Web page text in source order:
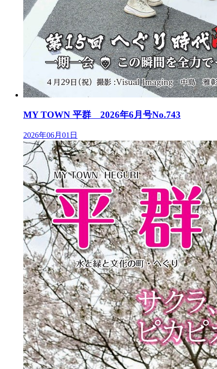
MY TOWN 平群 2026年6月号No.743
2026年06月01日